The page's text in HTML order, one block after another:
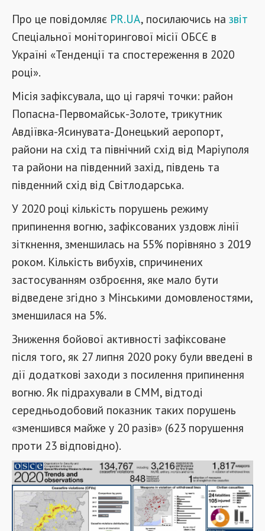
Про це повідомляє PR.UA, посилаючись на звіт
Спеціальної моніторингової місії ОБСЄ в
Україні «Тенденції та спостереження в 2020
році».
Місія зафіксувала, що ці гарячі точки: район
Попасна-Первомайськ-Золоте, трикутник
Авдіївка-Ясинувата-Донецький аеропорт,
райони на схід та північний схід від Маріуполя
та райони на південний захід, південь та
південний схід від Світлодарська.
У 2020 році кількість порушень режиму
припинення вогню, зафіксованих уздовж лінії
зіткнення, зменшилась на 55% порівняно з 2019
роком. Кількість вибухів, спричинених
застосуванням озброєння, яке мало бути
відведене згідно з Мінськими домовленостями,
зменшилася на 5%.
Зниження бойової активності зафіксоване
після того, як 27 липня 2020 року були введені в
дії додаткові заходи з посилення припинення
вогню. Як підрахували в СММ, відтоді
середньодобовий показник таких порушень
«зменшився майже у 20 разів» (623 порушення
проти 23 відповідно).